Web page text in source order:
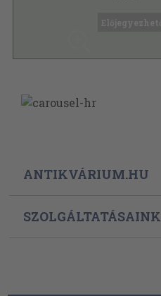
ANTIKVÁRIUM.HU
SZOLGÁLTATÁSAINK